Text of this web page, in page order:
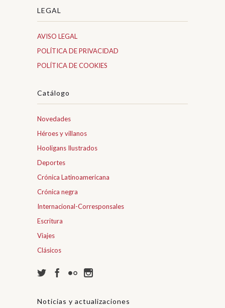
LEGAL
AVISO LEGAL
POLÍTICA DE PRIVACIDAD
POLÍTICA DE COOKIES
Catálogo
Novedades
Héroes y villanos
Hooligans Ilustrados
Deportes
Crónica Latinoamericana
Crónica negra
Internacional-Corresponsales
Escritura
Viajes
Clásicos
Noticias y actualizaciones